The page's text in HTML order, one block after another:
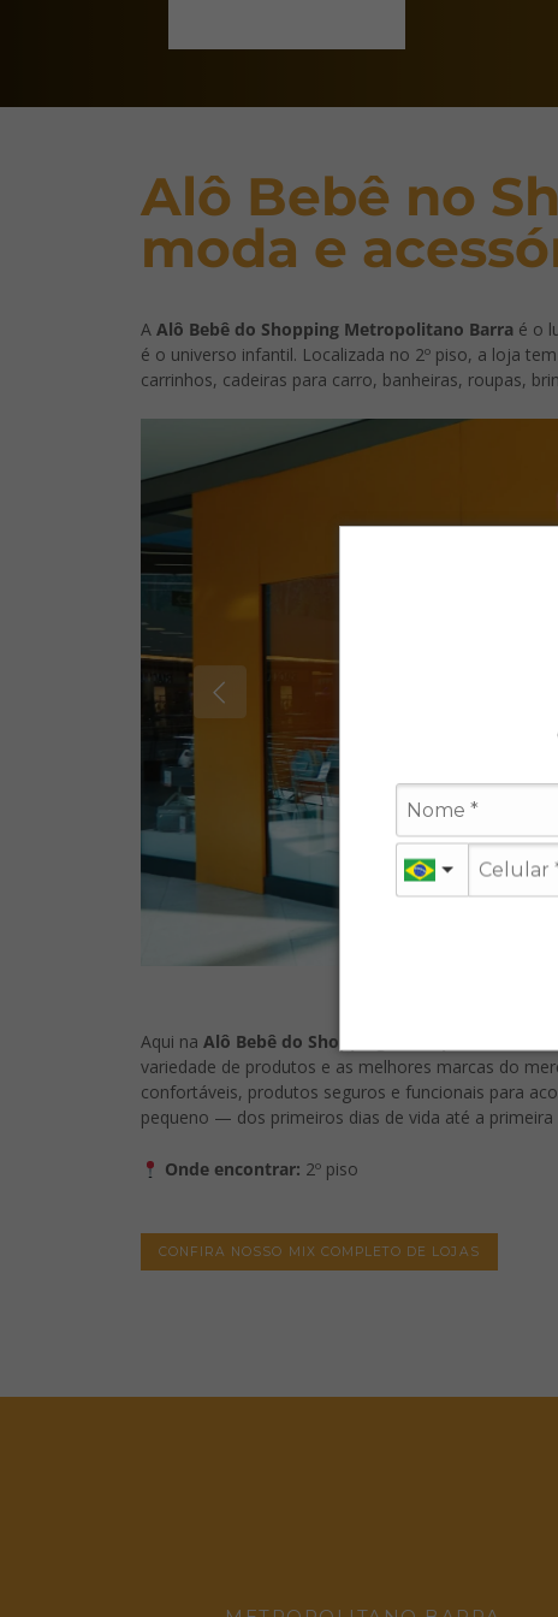
Alô Bebê no
moda e
A Alô Bebê do Shopping Metropolitano Barra é o
é o universo infantil. Localizada no 2º piso, a loja
carrinhos, cadeiras para carro, banheiras, roupas,
Aqui na Alô Bebê do Shopping Metropolitano Barra
variedade de produtos e as melhores marcas do
confortáveis, produtos seguros e funcionais para
pequeno — dos primeiros dias de vida até a primeira
Onde encontrar: 2º piso
CONFIRA NOSSO MIX COMPLETO DE LOJAS